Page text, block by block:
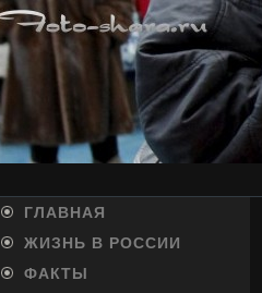
ГЛАВНАЯ
ЖИЗНЬ В РОССИИ
ФАКТЫ